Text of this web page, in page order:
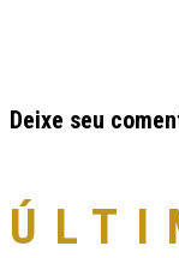
Deixe seu